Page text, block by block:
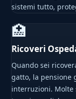
sistemi tutto,
🏥
Ricoveri
Quando sei
gatto, la pensione
interruzioni. Molte